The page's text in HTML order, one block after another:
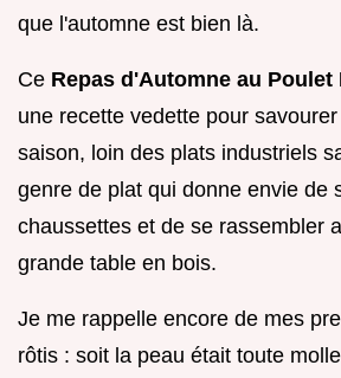
que l'automne est bien là.
Ce Repas d'Automne au Poulet
une recette vedette pour
saison, loin des plats industriels
genre de plat qui donne envie de
chaussettes et de se rassembler
grande table en bois.
Je me rappelle encore de mes
rôtis : soit la peau était toute